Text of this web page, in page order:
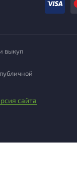
выкуп
сайта